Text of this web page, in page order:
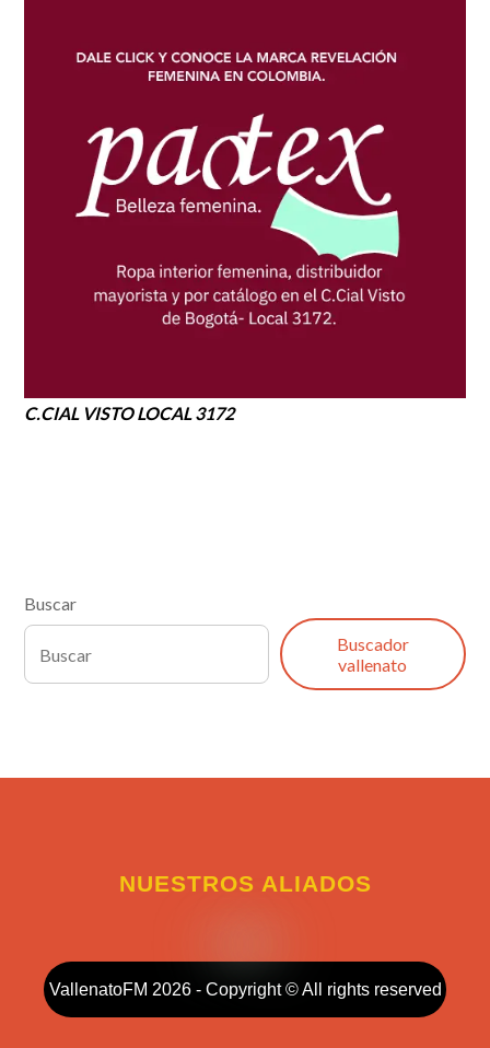
C.CIAL VISTO LOCAL 3172
Buscar
Buscador
vallenato
NUESTROS ALIADOS
VallenatoFM 2026 - Copyright © All rights reserved